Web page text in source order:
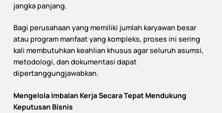
jangka panjang.
Bagi perusahaan yang memiliki jumlah karyawan besar
atau program manfaat yang kompleks, proses ini sering
kali membutuhkan keahlian khusus agar seluruh asumsi,
metodologi, dan dokumentasi dapat
dipertanggungjawabkan.
Mengelola Imbalan Kerja Secara Tepat Mendukung
Keputusan Bisnis